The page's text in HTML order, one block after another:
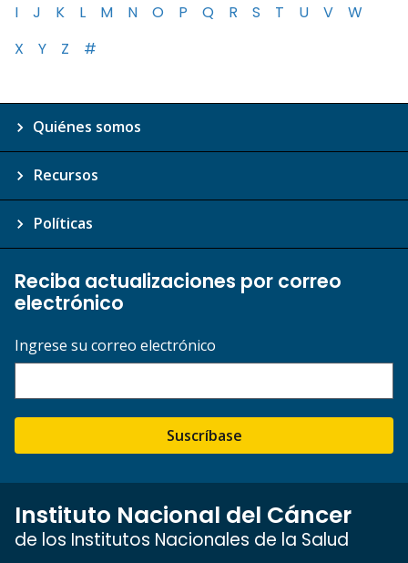
I
J K L M N O P Q R S T U V
W
X
Y Z #
Quiénes somos
Recursos
Políticas
Reciba actualizaciones por correo
electrónico
Ingrese su correo electrónico
Suscríbase
Instituto Nacional del Cáncer
de los Institutos Nacionales de la Salud